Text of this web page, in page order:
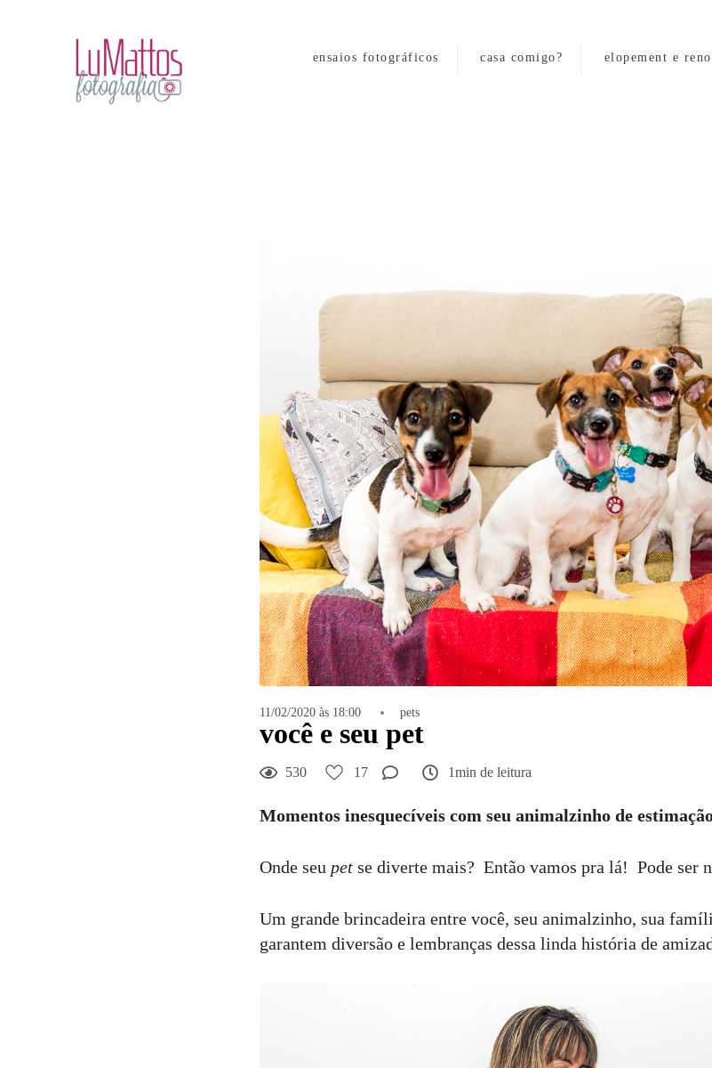
ensaios fotográficos casa comigo? elopement e
11/02/2020 às 18:00 pets
você e seu pet
530 17 1min de leitura
Momentos inesquecíveis com seu animalzinho de
Onde seu pet se diverte mais? Então vamos pra lá! Pode ser
Um grande brincadeira entre você, seu animalzinho, sua
garantem diversão e lembranças dessa linda história de